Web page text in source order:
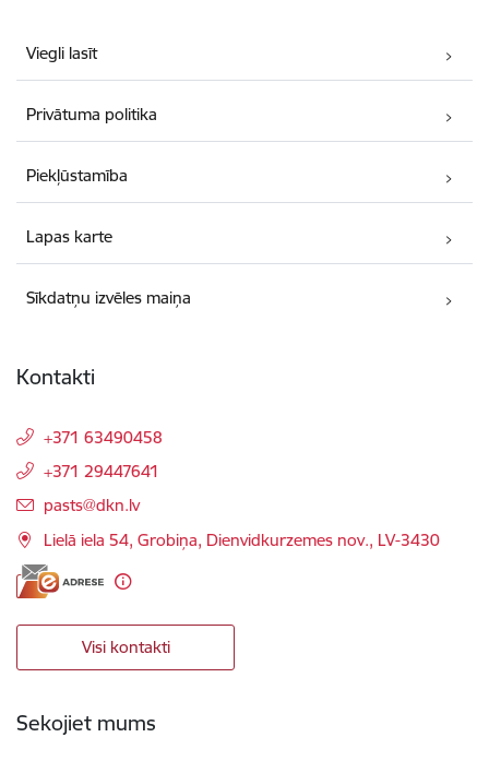
Viegli lasīt
Privātuma politika
Piekļūstamība
Lapas karte
Sīkdatņu izvēles maiņa
Kontakti
+371 63490458
+371 29447641
E-pasts:
pasts@dkn.lv
Lielā iela 54, Grobiņa, Dienvidkurzemes nov., LV-3430
Visi kontakti
Sekojiet mums